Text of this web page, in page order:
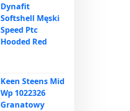
Dynafit
Softshell Męski
Speed Ptc
Hooded Red
Keen Steens Mid
Wp 1022326
Granatowy